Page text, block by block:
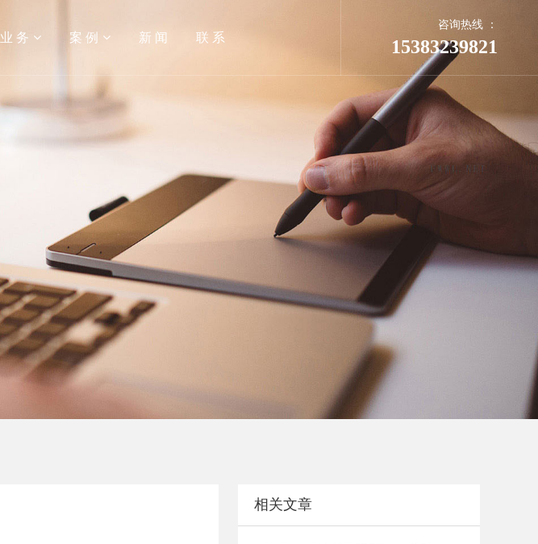
内容管理系统
业 务
APP开发 GEO推广
案 例
APP
新 闻 联 系
咨询热线 ：
15383239821
相关文章